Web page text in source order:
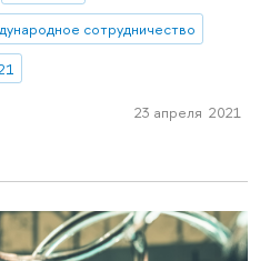
сотрудничество
23 апреля 2021